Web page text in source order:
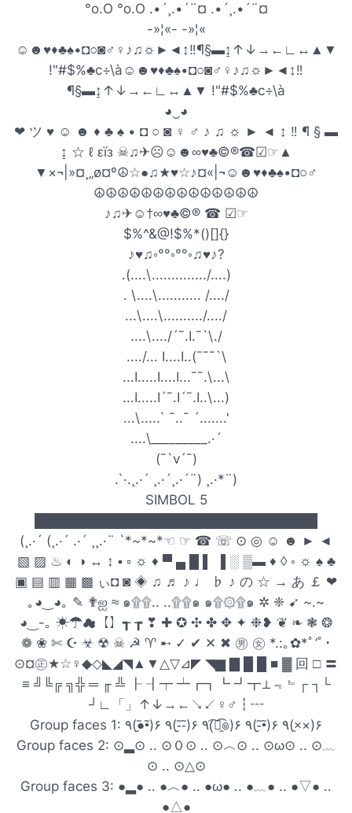
°o.O °o.O .•´¸.•´¨¤ .•´¸.•´¨¤
-»¦«- -»¦«
☺☻♥♦♣♠•◘○◙♂♀♪♫☼►◄↕‼¶§▬↨↑↓→←∟↔▲▼
!"#$%♣c÷\à☺☻♥♦♣♠•◘○◙♂♀♪♫☼►◄↕‼
¶§▬↨↑↓→←∟↔▲▼ !"#$%♣c÷\à
◕‿◕
❤ ツ ♥ ☺ ☻ ♦ ♣ ♠ • ◘ ○ ◙ ♀ ♂ ♪ ♫ ☼ ► ◄ ↕ ‼ ¶ § ▬
↨ ☆ ℓ εïз ☠♫✈☹☺☻∞♥♣©®☎☑☞▲
▼×¬|»¤¸„ø¤º☮☆●♫★♥☆♪¤«|¬☺☻♥♦♣♠•◘○♂
☮☮☮☮☮☮☮☮☮☮☮☮☮☮
♪♫✈☺†∞♥♣©® ☎ ☑☞
$%^&@!$%*()[]{}
♪♥♫◦°°◦°°◦♫♥♪?
.(....\............../....)
. \....\........... /..../
...\....\........../..../
....\..../´¯.I.¯`\./
..../... I....I..(¯¯¯`\
...I.....I....I...¯¯.\...\
...I.....I´¯.I´¯.I..\...)
...\.....` ¯..¯ ´.......'
....\_________.·´
(¯`v´¯)
.`·.¸.·´ ¸.·´¸.·´¨) ¸.·*¨)
SIMBOL 5
(¸.·´ (¸.·´ .·´ ¸¸.·¨ `*~*~*☜ ☞ ☎ ☏ ⊙ ◎ ☺ ☻ ► ◄
▧ ▨ ♨ ◐ ◑ ↔ ↕ ▪ ▫ ☼ ♦ ▀ ▄ █ ▌ ▐ ░ ▒▬ ♦ ◊ ◦ ☼ ♠ ♣
▣ ▤ ▥ ▦ ▩ ぃ◘ ◙ ◈ ♫ ♬ ♪ ♩ ♭ ♪ の ☆ → あ ￡ ❤
｡◕‿◕｡ ✎ ✟ஐ ≈ ๑۩۩.. ..۩۩๑ ๑۩۞۩๑ ✲ ❈ ➹ ~.~
◕‿-｡ ☀☂☁【】┱ ┲ ❣ ✚ ✪ ✣ ✤ ✥ ✦ ❉❥ ❦ ❧ ❃ ❂
❁ ❀ ✄ ☪ ☣ ☢ ☠ ☭ ♈ ➸ ✓ ✔ ✕ ✖ ㊚ ㊛ *.:｡✿*ﾟ‘ﾟ･
⊙¤㊣★☆♀◆◇◣◢◥▲▼△▽⊿◤ ◥▆ ▇ █ █ ■ ▓ 回 □ 〓
≡ ╝╚╔ ╗╬ ═ ╓ ╩ ┠ ┨┯ ┷┏┓┗ ┛┳⊥﹃﹄┌ ┐└
┘∟「」↑↓→←↘↙♀♂┇┅
Group faces 1: ٩(●̮̮̃•̃)۶ ٩(-̮̮̃-̃)۶ ٩(͡๏̯͡๏)۶ ٩(-̮̮̃•̃)۶ ٩(×̯×)۶
Group faces 2: ⊙▂⊙ .. ⊙０⊙ .. ⊙︿⊙ .. ⊙ω⊙ .. ⊙﹏
⊙ .. ⊙△⊙
Group faces 3: ●▂● .. ●︿● .. ●ω● .. ●﹏● .. ●▽● ..
●△●